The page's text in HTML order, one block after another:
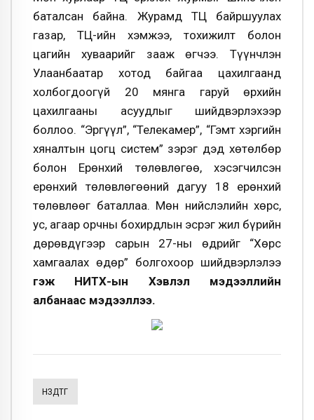
баталсан байна. Журамд ТҮЦ байршуулах
газар, ТҮЦ-ийн хэмжээ, тохижилт болон
цагийн хуваарийг зааж өгчээ. Түүнчлэн
Улаанбаатар хотод байгаа цахилгаанд
холбогдоогүй 20 мянга гаруй өрхийн
цахилгааны асуудлыг шийдвэрлэхээр
боллоо. “Эргүүл”, “Телекамер”, “Гэмт хэргийн
хяналтын цогц систем” зэрэг дэд хөтөлбөр
болон Ерөнхий төлөвлөгөө, хэсэгчилсэн
ерөнхий төлөвлөгөөний дагуу 18 ерөнхий
төлөвлөөг баталлаа. Мөн нийслэлийн хөрс,
ус, агаар орчны бохирдлын эсрэг жил бүрийн
дөрөвдүгээр сарын 27-ны өдрийг “Хөрс
хамгаалах өдөр” болгохоор шийдвэрлэлээ
гэж НИТХ-ын Хэвлэл мэдээллийн
албанаас мэдээллээ.
НЗДТГ